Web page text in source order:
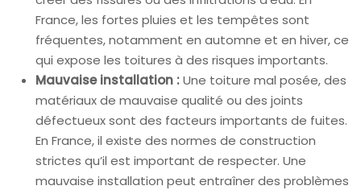
France, les fortes pluies et les tempêtes sont
fréquentes, notamment en automne et en hiver, ce
qui expose les toitures à des risques importants.
Mauvaise installation :Une toiture mal posée, des
matériaux de mauvaise qualité ou des joints
défectueux sont des facteurs importants de fuites.
En France, il existe des normes de construction
strictes qu’il est important de respecter. Une
mauvaise installation peut entraîner des problèmes